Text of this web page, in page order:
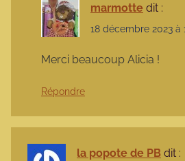
marmotte dit :
18 décembre 2023 à
Merci beaucoup Alicia !
Répondre
la popote de PB dit :